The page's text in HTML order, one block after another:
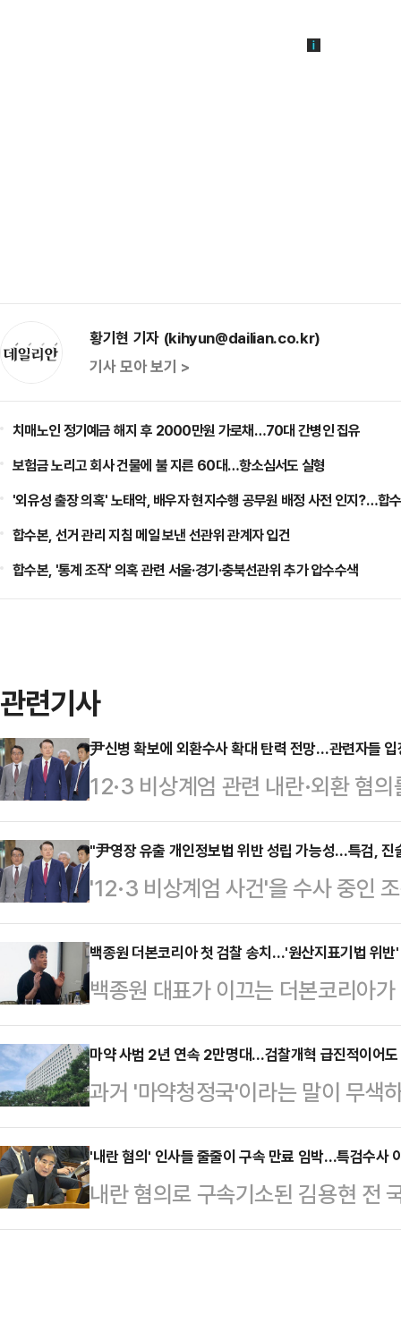
황기현 기자 (kihyun@dailian.co.kr)
기사 모아 보기 >
치매노인 정기예금 해지 후 2000만원 가로채…70대 간병인 집유
보험금 노리고 회사 건물에 불 지른 60대…항소심서도 실형
'외유성 출장 의혹' 노태악, 배우자 현지수행 공무원 배정 사전 인지?…합
합수본, 선거 관리 지침 메일 보낸 선관위 관계자 입건
합수본, '통계 조작' 의혹 관련 서울·경기·충북선관위 추가 압수수색
관련기사
尹신병 확보에 외환수사 확대 탄력 전망…관련자들
12·3 비상계엄 관련 내란·외환 혐
이 10일 윤 전 대통령 재구속에 성
검은 구속영장에 적시한 특수공무
증에 집중할 계획이다. 법조계에선
속 불응할 가능성이 높지만, 외환죄
협조 유무와 상관 없이 혐의가 인정
특히, 관련자들의 입장 또한 유의미
다.11일 법조계에…
"尹영장 유출 개인정보법 위반 성립 가능성…특검,
'12·3 비상계엄 사건'을 수사 중인
대한 구속영장이 변호인단을 통해
밝혔다. 법조계에선 업무상비밀누
번호 등 개인정보가 유출된 만큼 개
측했다. 전문가들은 특히, 오는 8일
특검팀에서 관련자 간의 진술 관여
압박용으로 대응하려는 목적도 엿
박지영 특검보는 전날 브리…
백종원 더본코리아 첫 검찰 송치…'원산지표기법 위
백종원 대표가 이끄는 더본코리아
졌다. 경찰이 더본코리아와 관련해
찰에 송치된 건 이번이 처음이라 소
사건에서 더본코리아가 의도적으
산지를 혼동할 가능성이 있는지 여
만일 혐의가 인정된다면 고의성 여
산지표기법 위반의 경우 최대 7년
가능하다.지난 4일 …
마약 사범 2년 연속 2만명대…검찰개혁 급진적이어
과거 '마약청정국'이라는 말이 무색
명 이상 검거되는 등 관련 범죄가
(SNS)와 다크웹 등에서 비대면 온
과 검거 난이도는 갈수록 높아지는
없애고, 검찰을 기소나 영장 청구만
'내란 혐의' 인사들 줄줄이 구속 만료 임박…특검수
내란 혐의로 구속기소된 김용현 전
에서 재판받게 됐다. 김 전 장관 외